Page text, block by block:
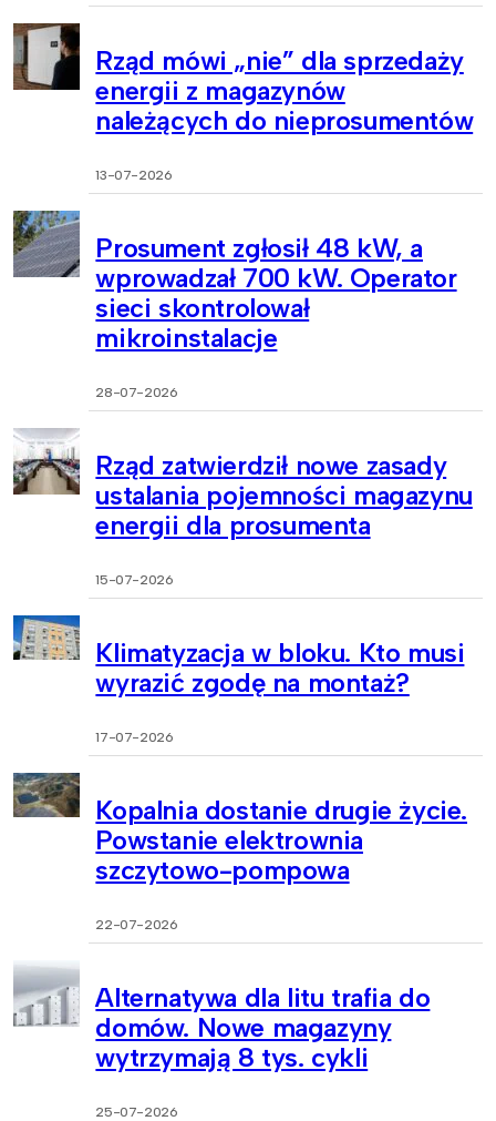
Rząd mówi „nie” dla sprzedaży
energii z magazynów
należących do nieprosumentów
13-07-2026
Prosument zgłosił 48 kW, a
wprowadzał 700 kW. Operator
sieci skontrolował
mikroinstalacje
28-07-2026
Rząd zatwierdził nowe zasady
ustalania pojemności magazynu
energii dla prosumenta
15-07-2026
Klimatyzacja w bloku. Kto musi
wyrazić zgodę na montaż?
17-07-2026
Kopalnia dostanie drugie życie.
Powstanie elektrownia
szczytowo-pompowa
22-07-2026
Alternatywa dla litu trafia do
domów. Nowe magazyny
wytrzymają 8 tys. cykli
25-07-2026